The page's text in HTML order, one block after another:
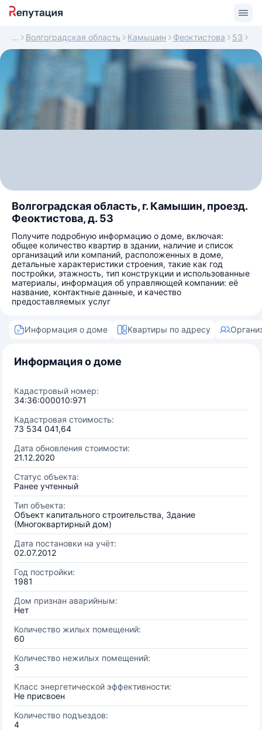
Волгоградская область Камышин Феоктистова 53
Волгоградская область, г. Камышин, проезд.
Феоктистова, д. 53
Получите подробную информацию о доме, включая:
общее количество квартир в здании, наличие и список
организаций или компаний, расположенных в доме,
детальные характеристики строения, такие как год
постройки, этажность, тип конструкции и использованные
материалы, информация об управляющей компании: её
название, контактные данные, и качество
предоставляемых услуг
Информация о доме Квартиры по адресу
Информация о доме
Кадастровый номер:
34:36:000010:971
Кадастровая стоимость:
73 534 041,64
Дата обновления стоимости:
21.12.2020
Статус объекта:
Ранее учтенный
Тип объекта:
Объект капитального строительства, Здание
(Многоквартирный дом)
Дата постановки на учёт:
02.07.2012
Год постройки:
1981
Дом признан аварийным:
Нет
Количество жилых помещений:
60
Количество нежилых помещений:
3
Класс энергетической эффективности:
Не присвоен
Количество подъездов:
4